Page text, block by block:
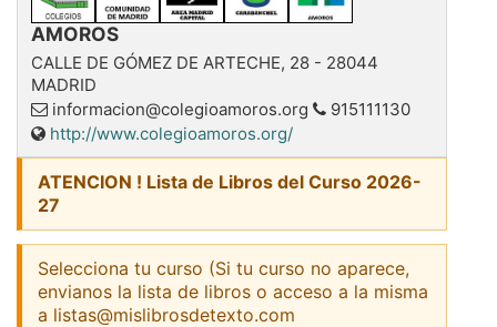
AMOROS
CALLE DE GÓMEZ DE ARTECHE, 28 - 28044
MADRID
informacion@colegioamoros.org
915111130
http://www.colegioamoros.org/
ATENCION ! Lista de Libros del Curso 2026-
27
Selecciona tu curso (Si tu curso no aparece,
envianos la lista de libros o acceso a la misma
a listas@mislibrosdetexto.com